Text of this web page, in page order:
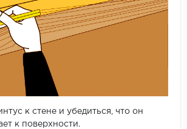
к стене и убедиться, что он
к поверхности.